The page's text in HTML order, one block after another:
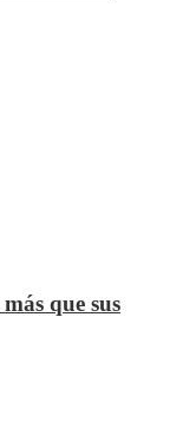
que sus